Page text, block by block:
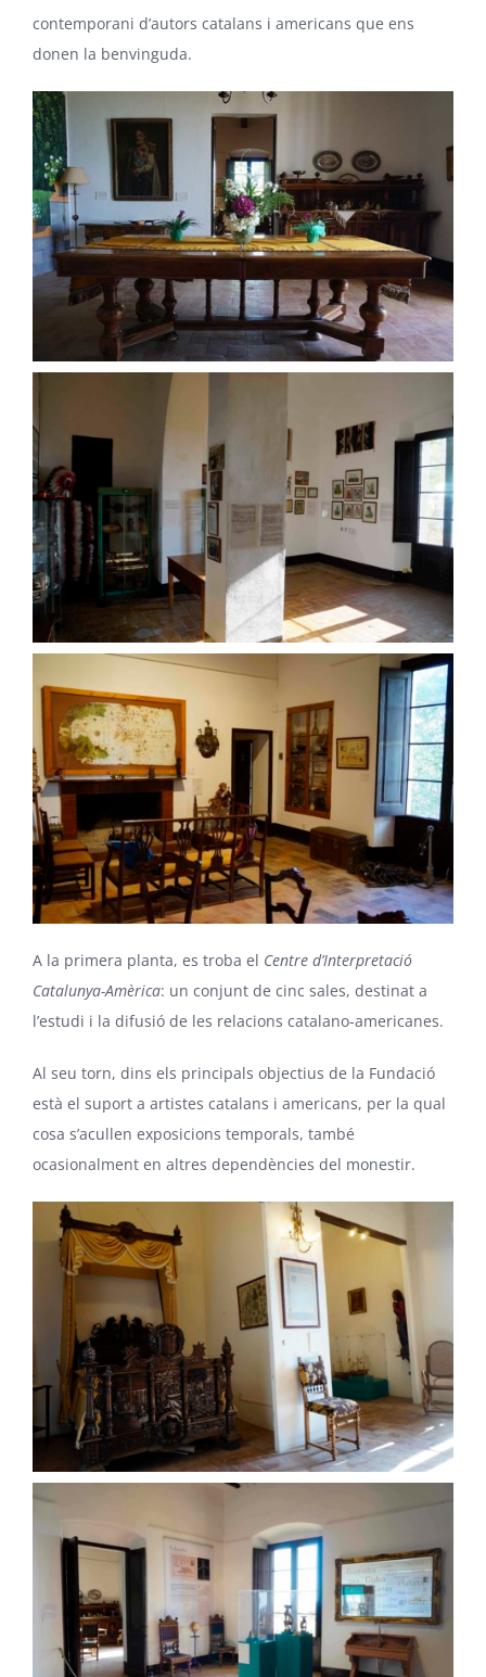
contemporani d’autors catalans i americans que ens
donen la benvinguda.
A la primera planta, es troba el Centre d’Interpretació
Catalunya-Amèrica: un conjunt de cinc sales, destinat a
l’estudi i la difusió de les relacions catalano-americanes.
Al seu torn, dins els principals objectius de la Fundació
està el suport a artistes catalans i americans, per la qual
cosa s’acullen exposicions temporals, també
ocasionalment en altres dependències del monestir.